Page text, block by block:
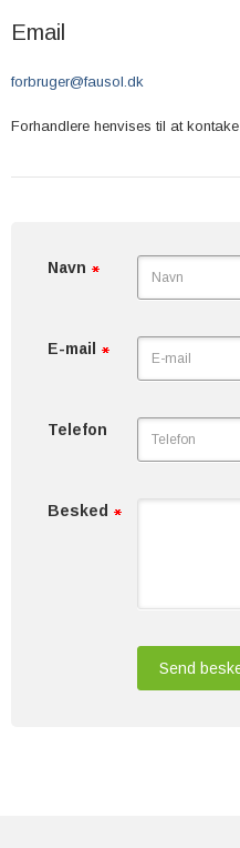
Email
forbruger@fausol.dk
Forhandlere henvises til at
Navn
E-mail
Telefon
Besked